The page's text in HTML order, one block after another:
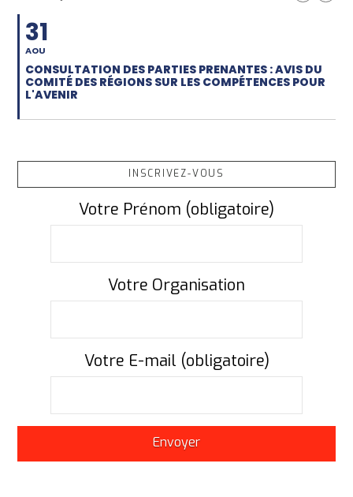
31
AOU
CONSULTATION DES PARTIES PRENANTES : AVIS DU
COMITÉ DES RÉGIONS SUR LES COMPÉTENCES POUR
L'AVENIR
INSCRIVEZ-VOUS
Votre Prénom (obligatoire)
Votre Organisation
Votre E-mail (obligatoire)